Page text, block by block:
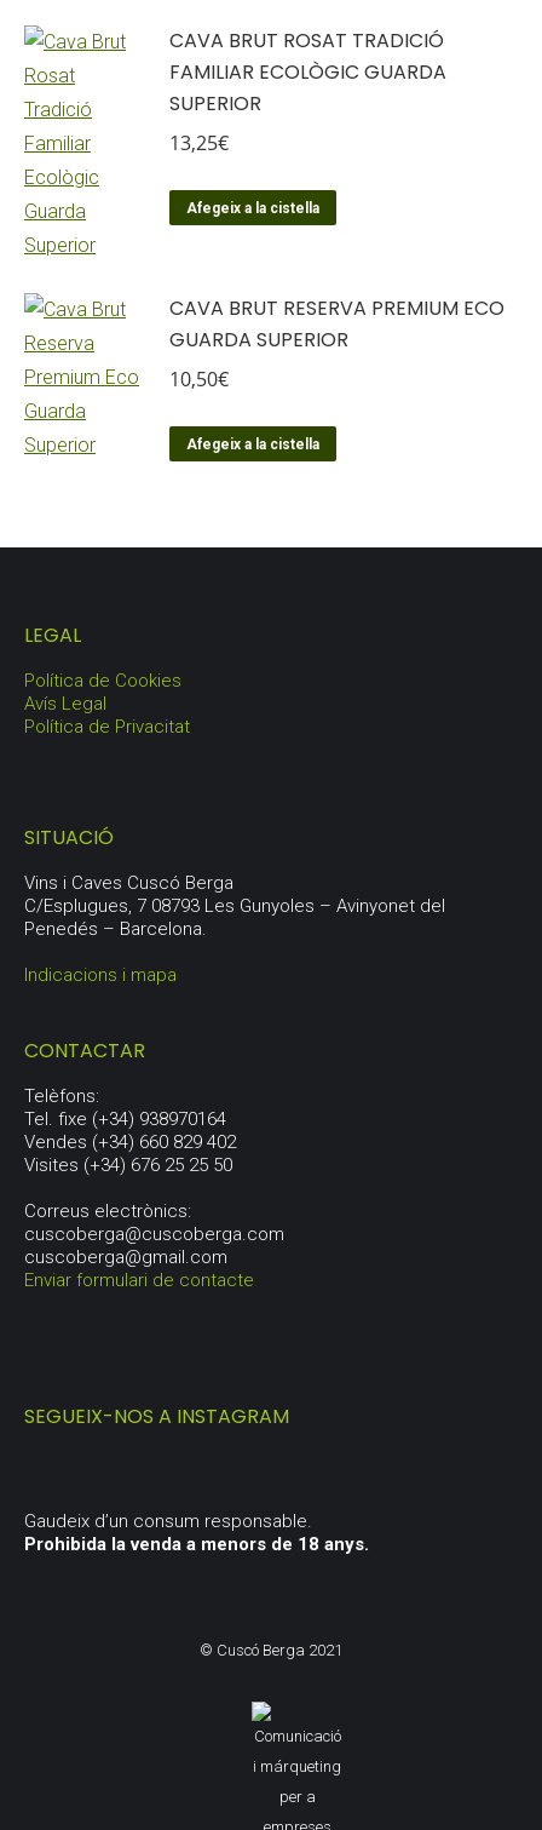
CAVA BRUT ROSAT TRADICIÓ
FAMILIAR ECOLÒGIC GUARDA
SUPERIOR
13,25€
Afegeix a la cistella
CAVA BRUT RESERVA PREMIUM ECO
GUARDA SUPERIOR
10,50€
Afegeix a la cistella
LEGAL
Política de Cookies
Avís Legal
Política de Privacitat
SITUACIÓ
Vins i Caves Cuscó Berga
C/Esplugues, 7 08793 Les Gunyoles – Avinyonet del
Penedés – Barcelona.
Indicacions i mapa
CONTACTAR
Telèfons:
Tel. fixe (+34) 938970164
Vendes (+34) 660 829 402
Visites (+34) 676 25 25 50
Correus electrònics:
cuscoberga@cuscoberga.com
cuscoberga@gmail.com
Enviar formulari de contacte
SEGUEIX-NOS A INSTAGRAM
Gaudeix d’un consum responsable.
Prohibida la venda a menors de 18 anys.
© Cuscó Berga 2021